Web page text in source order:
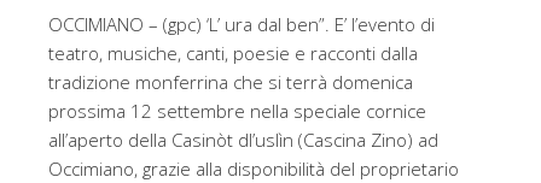
OCCIMIANO – (gpc) ‘L’ ura dal ben”. E’ l’evento di
teatro, musiche, canti, poesie e racconti dalla
tradizione monferrina che si terrà domenica
prossima 12 settembre nella speciale cornice
all’aperto della Casinòt dl’uslìn (Cascina Zino) ad
Occimiano, grazie alla disponibilità del proprietario